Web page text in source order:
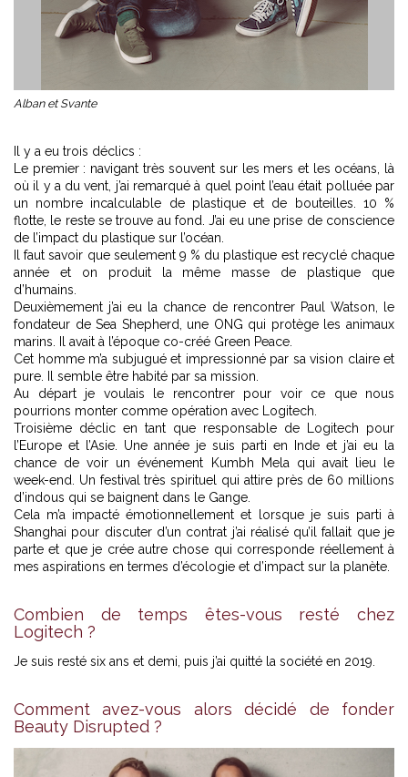
Alban et Svante
Il y a eu trois déclics :
Le premier : navigant très souvent sur les mers et les océans, là
où il y a du vent, j’ai remarqué à quel point l’eau était polluée par
un nombre incalculable de plastique et de bouteilles. 10 %
flotte, le reste se trouve au fond. J’ai eu une prise de conscience
de l’impact du plastique sur l’océan.
Il faut savoir que seulement 9 % du plastique est recyclé chaque
année et on produit la même masse de plastique que
d’humains.
Deuxièmement j’ai eu la chance de rencontrer Paul Watson, le
fondateur de Sea Shepherd, une ONG qui protège les animaux
marins. Il avait à l’époque co-créé Green Peace.
Cet homme m’a subjugué et impressionné par sa vision claire et
pure. Il semble être habité par sa mission.
Au départ je voulais le rencontrer pour voir ce que nous
pourrions monter comme opération avec Logitech.
Troisième déclic en tant que responsable de Logitech pour
l’Europe et l’Asie. Une année je suis parti en Inde et j’ai eu la
chance de voir un événement Kumbh Mela qui avait lieu le
week-end. Un festival très spirituel qui attire près de 60 millions
d’indous qui se baignent dans le Gange.
Cela m’a impacté émotionnellement et lorsque je suis parti à
Shanghai pour discuter d’un contrat j’ai réalisé qu’il fallait que je
parte et que je crée autre chose qui corresponde réellement à
mes aspirations en termes d’écologie et d’impact sur la planète.
Combien de temps êtes-vous resté chez
Logitech ?
Je suis resté six ans et demi, puis j’ai quitté la société en 2019.
Comment avez-vous alors décidé de fonder
Beauty Disrupted ?